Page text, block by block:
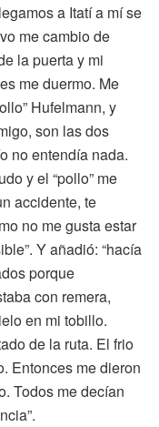
a Itatí a mí se
me cambio de
la puerta y mi
me duermo. Me
Hufelmann, y
son las dos
no entendía nada.
y el “pollo” me
accidente, te
no me gusta estar
Y añadió: “hacía
porque
con remera,
en mi tobillo.
de la ruta. El frio
Entonces me dieron
Todos me decían